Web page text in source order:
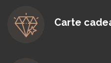
Carte